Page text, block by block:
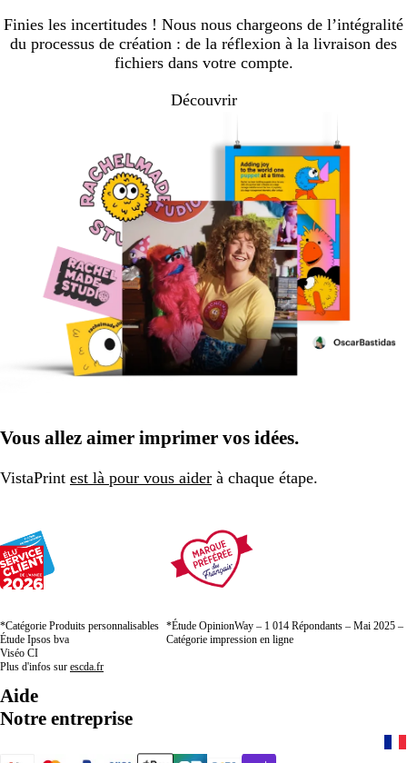
Finies les incertitudes ! Nous nous chargeons de l’intégralité
du processus de création : de la réflexion à la livraison des
fichiers dans votre compte.
Découvrir
Vous allez aimer imprimer vos idées.
VistaPrint est là pour vous aider à chaque étape.
*Catégorie Produits personnalisables
Étude Ipsos bva
Viséo CI
Plus d'infos sur escda.fr
*Étude OpinionWay – 1 014 Répondants – Mai 2025 –
Catégorie impression en ligne
Aide
Notre entreprise